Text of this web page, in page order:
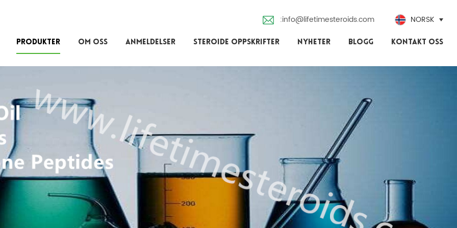
:info@lifetimesteroids.com NORSK
PRODUKTER OM OSS ANMELDELSER STEROIDE OPPSKRIFTER NYHETER BLOGG KONTAKT OSS